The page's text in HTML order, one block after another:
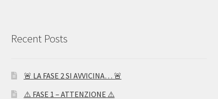
Recent Posts
🚨 LA FASE 2 SI AVVICINA… 🚨
⚠️ FASE 1 – ATTENZIONE ⚠️